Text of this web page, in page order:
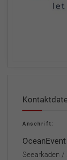
Anschrift:
Seearkaden /